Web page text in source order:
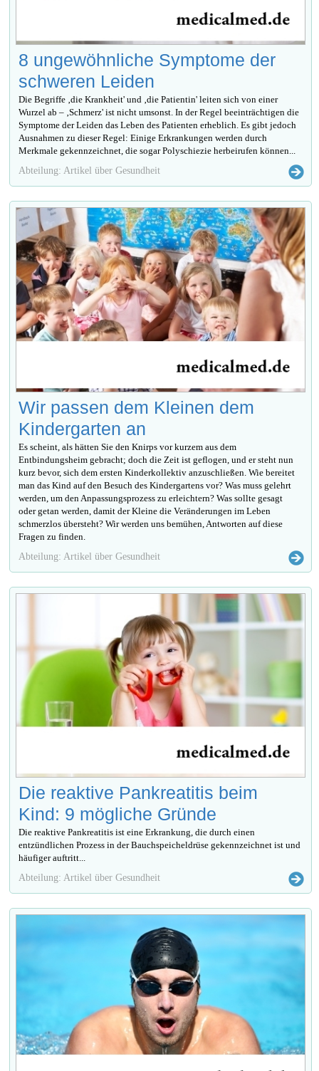
8 ungewöhnliche Symptome der
schweren Leiden
Die Begriffe ‚die Krankheit' und ‚die Patientin' leiten sich von einer
Wurzel ab – ‚Schmerz' ist nicht umsonst. In der Regel beeinträchtigen die
Symptome der Leiden das Leben des Patienten erheblich. Es gibt jedoch
Ausnahmen zu dieser Regel: Einige Erkrankungen werden durch
Merkmale gekennzeichnet, die sogar Polyschiezie herbeirufen können...
Abteilung: Artikel über Gesundheit
Wir passen dem Kleinen dem
Kindergarten an
Es scheint, als hätten Sie den Knirps vor kurzem aus dem
Entbindungsheim gebracht; doch die Zeit ist geflogen, und er steht nun
kurz bevor, sich dem ersten Kinderkollektiv anzuschließen. Wie bereitet
man das Kind auf den Besuch des Kindergartens vor? Was muss gelehrt
werden, um den Anpassungsprozess zu erleichtern? Was sollte gesagt
oder getan werden, damit der Kleine die Veränderungen im Leben
schmerzlos übersteht? Wir werden uns bemühen, Antworten auf diese
Fragen zu finden.
Abteilung: Artikel über Gesundheit
Die reaktive Pankreatitis beim
Kind: 9 mögliche Gründe
Die reaktive Pankreatitis ist eine Erkrankung, die durch einen
entzündlichen Prozess in der Bauchspeicheldrüse gekennzeichnet ist und
häufiger auftritt...
Abteilung: Artikel über Gesundheit